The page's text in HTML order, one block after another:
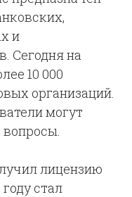
и
Сегодня на
10 000
организаций.
могут
лицензию
стал